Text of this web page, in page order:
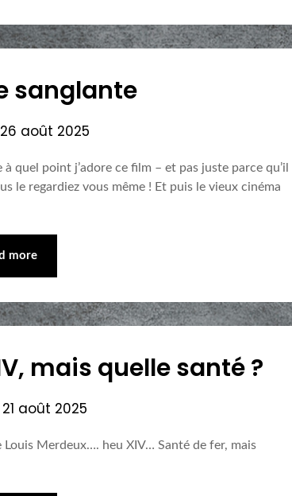
sanglante
26 août 2025
point j’adore ce film – et pas juste parce qu’il
le regardiez vous même ! Et puis le vieux cinéma
more
mais quelle santé ?
21 août 2025
Merdeux…. heu XIV… Santé de fer, mais